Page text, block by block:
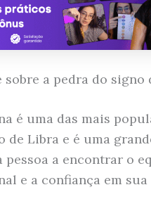
sobre a pedra do signo
é uma das mais
de Libra e é uma
pessoa a encontrar o
e a confiança em sua